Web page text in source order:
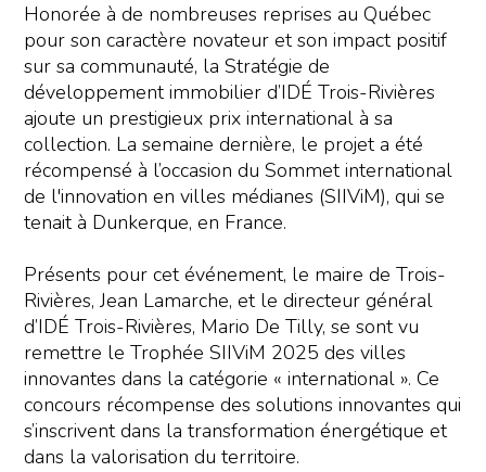
Honorée à de nombreuses reprises au Québec
pour son caractère novateur et son impact positif
sur sa communauté, la Stratégie de
développement immobilier d’IDÉ Trois-Rivières
ajoute un prestigieux prix international à sa
collection. La semaine dernière, le projet a été
récompensé à l’occasion du Sommet international
de l'innovation en villes médianes (SIIViM), qui se
tenait à Dunkerque, en France.
Présents pour cet événement, le maire de Trois-
Rivières, Jean Lamarche, et le directeur général
d’IDÉ Trois-Rivières, Mario De Tilly, se sont vu
remettre le Trophée SIIViM 2025 des villes
innovantes dans la catégorie « international ». Ce
concours récompense des solutions innovantes qui
s’inscrivent dans la transformation énergétique et
dans la valorisation du territoire.